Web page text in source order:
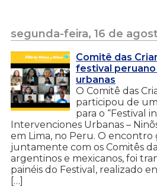
segunda-feira, 16 de
Comitê das
festival
urbanas
O Comitê das
participou de
para o “Festival
Intervenciones Urbanas –
em Lima, no Peru. O encontro
juntamente com os Comitês
argentinos e mexicanos, foi
painéis do Festival, realizado
[…]